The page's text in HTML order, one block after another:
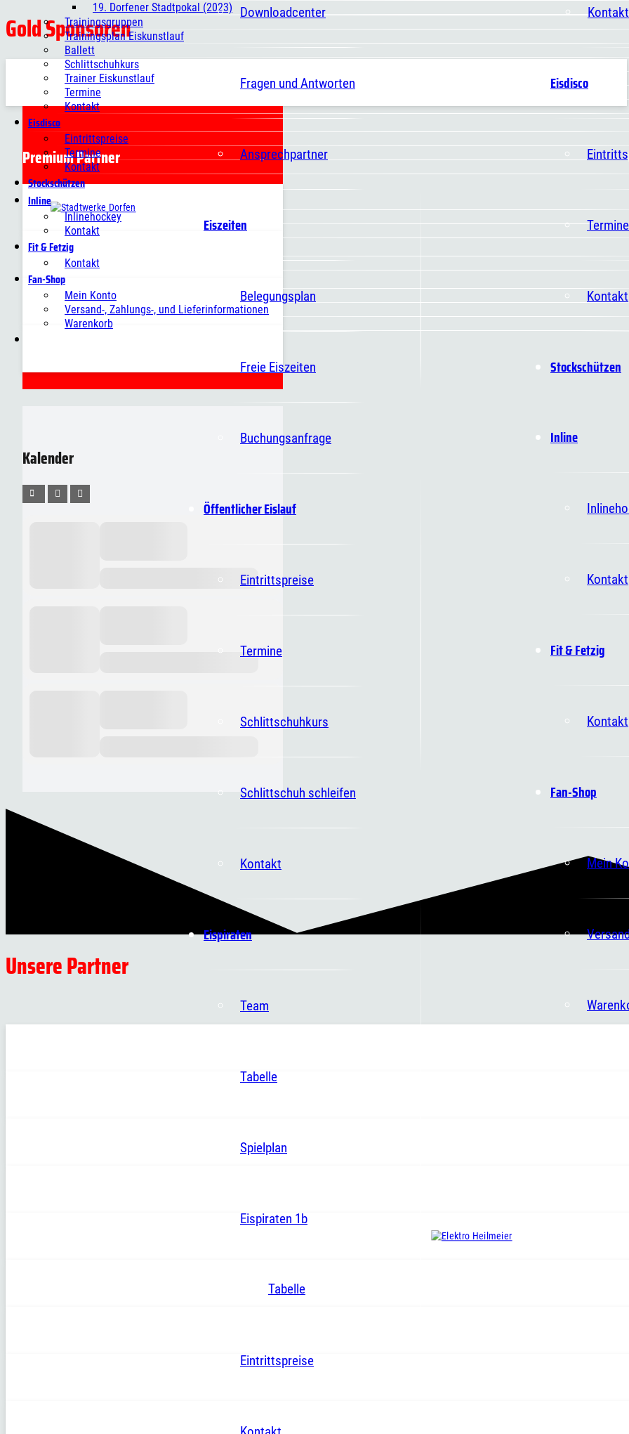
Kontakt
Eisdisco
Termine
Kontakt
Stockschützen
Inline
Kontakt
Fit & Fetzig
Kontakt
Fan-Shop
Mein
Downloadcenter
Fragen und Antworten
Ansprechpartner
Eiszeiten
Belegungsplan
Freie Eiszeiten
Buchungsanfrage
Öffentlicher Eislauf
Eintrittspreise
Termine
Schlittschuhkurs
Schlittschuh schleifen
Kontakt
Eispiraten
Team
Tabelle
Spielplan
Eispiraten 1b
Tabelle
Eintrittspreise
19. Dorfener Stadtpokal (2023)
Trainingsgruppen
Trainingsplan Eiskunstlauf
Ballett
Schlittschuhkurs
Trainer Eiskunstlauf
Termine
Kontakt
Eisdisco
Eintrittspreise
Termine
Kontakt
Stockschützen
Inline
Inlinehockey
Kontakt
Fit & Fetzig
Kontakt
Fan-Shop
Mein Konto
Versand-, Zahlungs-, und Lieferinformationen
Warenkorb
Gold Sponsoren
Premium Partner
Kalender
Unsere Partner